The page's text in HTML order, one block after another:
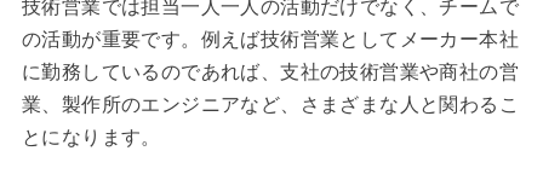
技術営業では担当一人一人の活動だけでなく、チームで
の活動が重要です。例えば技術営業としてメーカー本社
に勤務しているのであれば、支社の技術営業や商社の営
業、製作所のエンジニアなど、さまざまな人と関わるこ
とになります。